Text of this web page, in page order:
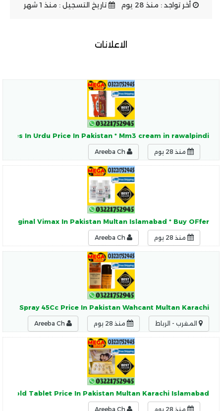
أخر تواجد : منذ 28 يوم تاريخ التسجيل : منذ 1 شهر
الاعلانات
Uses In Urdu Price In Pakistan * Mm3 cream in rawalpindi (!)
منذ 28 يوم
Original Vimax In Pakistan Multan Islamabad * Buy OFfer
منذ 28 يوم
Spray 45Cc Price In Pakistan Wahcant Multan Karachi
المغرب - الرباط منذ 28 يوم
Gold Tablet Price In Pakistan Multan Karachi Islamabad
منذ 28 يوم